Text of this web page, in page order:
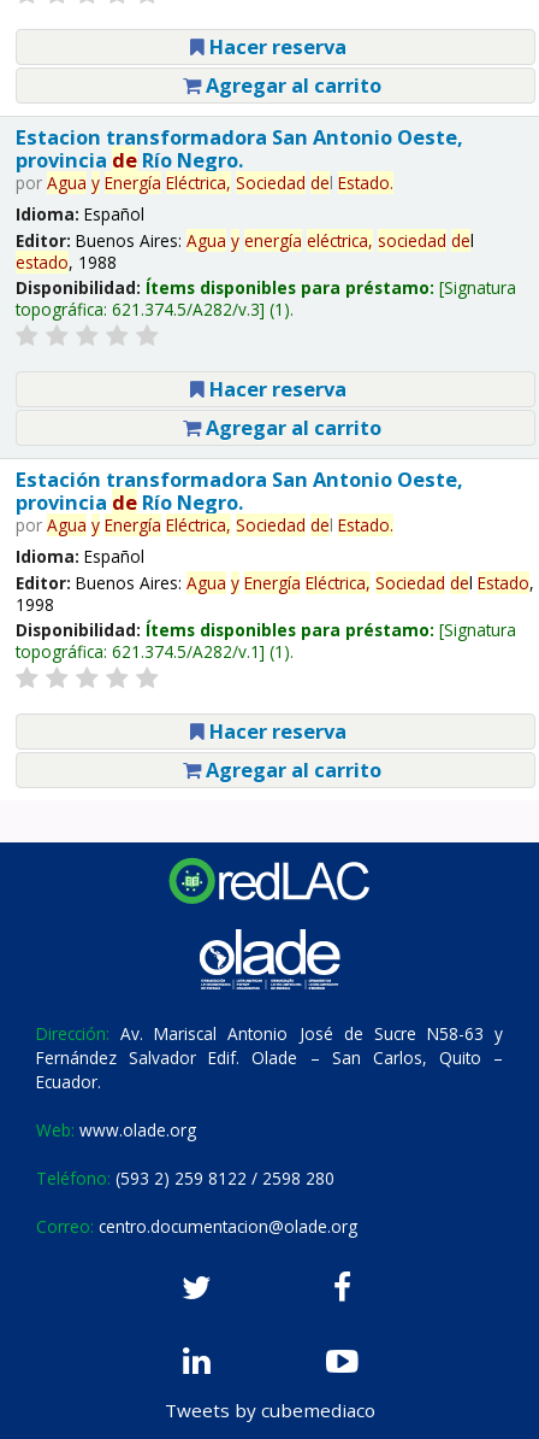
Hacer reserva
Agregar al carrito
Estacion transformadora San Antonio Oeste,
provincia deRío Negro.
por Agua y Energía Eléctrica, Sociedad del Estado.
Idioma: Español
Editor: Buenos Aires: Agua y energía eléctrica, sociedad del
estado, 1988
Disponibilidad: Ítems disponibles para préstamo: Signatura
topográfica: 621.374.5/A282/v.3 (1).
Hacer reserva
Agregar al carrito
Estación transformadora San Antonio Oeste,
provincia deRío Negro.
por Agua y Energía Eléctrica, Sociedad del Estado.
Idioma: Español
Editor: Buenos Aires: Agua y Energía Eléctrica, Sociedad del Estado,
1998
Disponibilidad: Ítems disponibles para préstamo: Signatura
topográfica: 621.374.5/A282/v.1 (1).
Hacer reserva
Agregar al carrito
Dirección: Av. Mariscal Antonio José de Sucre N58-63 y
Fernández Salvador Edif. Olade – San Carlos, Quito –
Ecuador.
Web: www.olade.org
Teléfono: (593 2) 259 8122 / 2598 280
Correo: centro.documentacion@olade.org
Tweets by cubemediaco